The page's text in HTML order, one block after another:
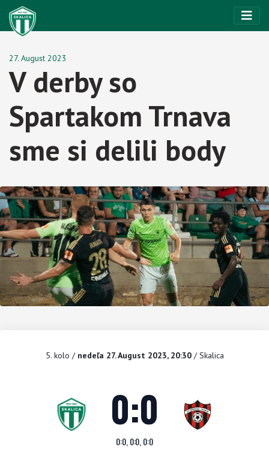
27. August 2023
V derby so
Spartakom Trnava
sme si delili body
5. kolo / nedeľa 27. August 2023, 20:30 / Skalica
0:0
0:0, 0:0, 0:0